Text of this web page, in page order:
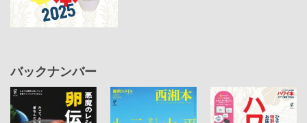
バックナンバー